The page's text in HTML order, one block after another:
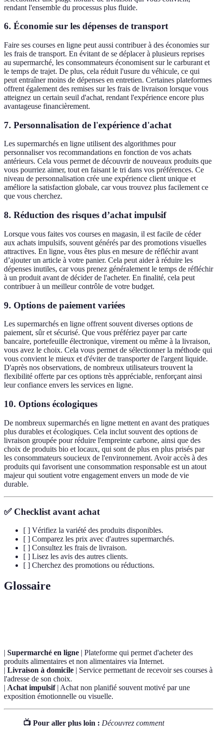
rendant l'ensemble du processus plus fluide.
6. Économie sur les dépenses de transport
Faire ses courses en ligne peut aussi contribuer à des économies sur
les frais de transport. En évitant de se déplacer à plusieurs reprises
au supermarché, les consommateurs économisent sur le carburant et
le temps de trajet. De plus, cela réduit l'usure du véhicule, ce qui
peut entraîner moins de dépenses en entretien. Certaines plateformes
offrent également des remises sur les frais de livraison lorsque vous
atteignez un certain seuil d'achat, rendant l'expérience encore plus
avantageuse financièrement.
7. Personnalisation de l'expérience d'achat
Les supermarchés en ligne utilisent des algorithmes pour
personnaliser vos recommandations en fonction de vos achats
antérieurs. Cela vous permet de découvrir de nouveaux produits que
vous pourriez aimer, tout en faisant le tri dans vos préférences. Ce
niveau de personnalisation crée une expérience client unique et
améliore la satisfaction globale, car vous trouvez plus facilement ce
que vous cherchez.
8. Réduction des risques d’achat impulsif
Lorsque vous faites vos courses en magasin, il est facile de céder
aux achats impulsifs, souvent générés par des promotions visuelles
attractives. En ligne, vous êtes plus en mesure de réfléchir avant
d’ajouter un article à votre panier. Cela peut aider à réduire les
dépenses inutiles, car vous prenez généralement le temps de réfléchir
à un produit avant de décider de l'acheter. En finalité, cela peut
contribuer à un meilleur contrôle de votre budget.
9. Options de paiement variées
Les supermarchés en ligne offrent souvent diverses options de
paiement, sûr et sécurisé. Que vous préfériez payer par carte
bancaire, portefeuille électronique, virement ou même à la livraison,
vous avez le choix. Cela vous permet de sélectionner la méthode qui
vous convient le mieux et d'éviter de transporter de l'argent liquide.
D'après nos observations, de nombreux utilisateurs trouvent la
flexibilité offerte par ces options très appréciable, renforçant ainsi
leur confiance envers les services en ligne.
10. Options écologiques
De nombreux supermarchés en ligne mettent en avant des pratiques
plus durables et écologiques. Cela inclut souvent des options de
livraison groupée pour réduire l'empreinte carbone, ainsi que des
choix de produits bio et locaux, qui sont de plus en plus prisés par
les consommateurs soucieux de l'environnement. Avoir accès à des
produits qui favorisent une consommation responsable est un atout
majeur qui soutient votre engagement envers un mode de vie
durable.
✅ Checklist avant achat
[ ] Vérifiez la variété des produits disponibles.
[ ] Comparez les prix avec d'autres supermarchés.
[ ] Consultez les frais de livraison.
[ ] Lisez les avis des autres clients.
[ ] Cherchez des promotions ou réductions.
Glossaire
| Supermarché en ligne | Plateforme qui permet d'acheter des
produits alimentaires et non alimentaires via Internet.
| Livraison à domicile | Service permettant de recevoir ses courses à
l'adresse de son choix.
| Achat impulsif| Achat non planifié souvent motivé par une
exposition émotionnelle ou visuelle.
📺 Pour aller plus loin : Découvrez comment